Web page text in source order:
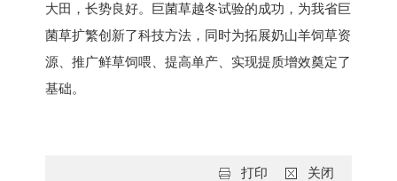
大田，长势良好。巨菌草越冬试验的成功，为我省巨
菌草扩繁创新了科技方法，同时为拓展奶山羊饲草资
源、推广鲜草饲喂、提高单产、实现提质增效奠定了
基础。
关闭
打印